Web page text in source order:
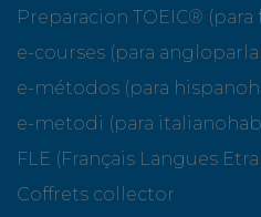
Preparacion TOEIC® (para
e-courses (para
e-métodos (para
e-metodi (para
FLE (Français Langues
Coffrets collector